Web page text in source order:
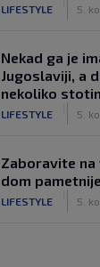
LIFESTYLE 5.
Nekad ga je
Jugoslaviji, a
nekoliko
LIFESTYLE 5.
Zaboravite na
dom
LIFESTYLE 5.